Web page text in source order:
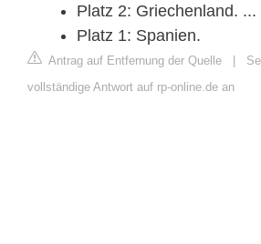
Platz 2: Griechenland. ...
Platz 1: Spanien.
Antrag auf Entfernung der Quelle |
vollständige Antwort auf rp-online.de an